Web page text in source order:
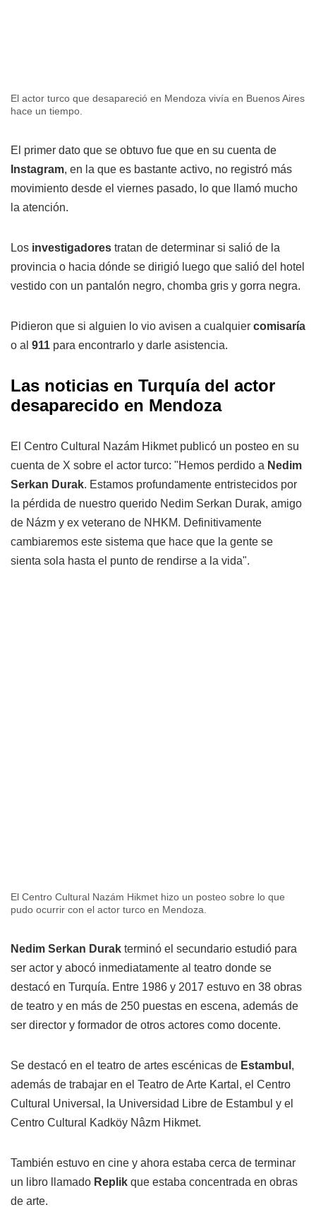
El actor turco que desapareció en Mendoza vivía en Buenos Aires
hace un tiempo.
El primer dato que se obtuvo fue que en su cuenta de
Instagram, en la que es bastante activo, no registró más
movimiento desde el viernes pasado, lo que llamó mucho
la atención.
Los investigadores tratan de determinar si salió de la
provincia o hacia dónde se dirigió luego que salió del hotel
vestido con un pantalón negro, chomba gris y gorra negra.
Pidieron que si alguien lo vio avisen a cualquier comisaría
o al 911 para encontrarlo y darle asistencia.
Las noticias en Turquía del actor
desaparecido en Mendoza
El Centro Cultural Nazám Hikmet publicó un posteo en su
cuenta de X sobre el actor turco: "Hemos perdido a Nedim
Serkan Durak. Estamos profundamente entristecidos por
la pérdida de nuestro querido Nedim Serkan Durak, amigo
de Názm y ex veterano de NHKM. Definitivamente
cambiaremos este sistema que hace que la gente se
sienta sola hasta el punto de rendirse a la vida".
El Centro Cultural Nazám Hikmet hizo un posteo sobre lo que
pudo ocurrir con el actor turco en Mendoza.
Nedim Serkan Durak terminó el secundario estudió para
ser actor y abocó inmediatamente al teatro donde se
destacó en Turquía. Entre 1986 y 2017 estuvo en 38 obras
de teatro y en más de 250 puestas en escena, además de
ser director y formador de otros actores como docente.
Se destacó en el teatro de artes escénicas de Estambul ,
además de trabajar en el Teatro de Arte Kartal, el Centro
Cultural Universal, la Universidad Libre de Estambul y el
Centro Cultural Kadköy Nâzm Hikmet.
También estuvo en cine y ahora estaba cerca de terminar
un libro llamado Replik que estaba concentrada en obras
de arte.